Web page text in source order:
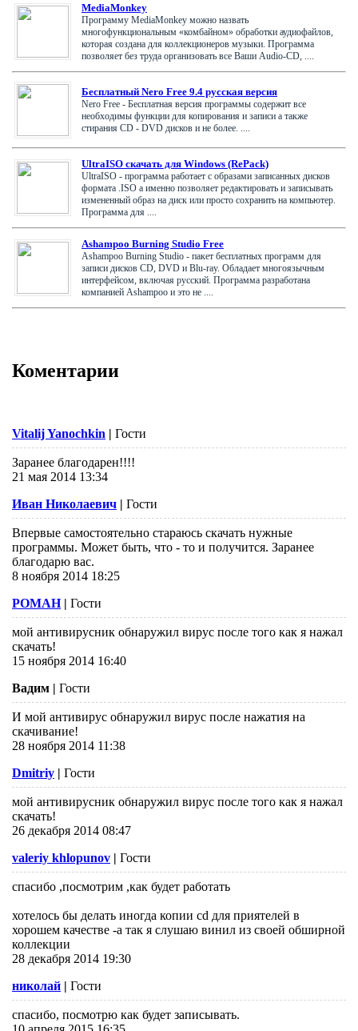
MediaMonkey
Программу MediaMonkey можно назвать
многофункциональным «комбайном» обработки аудиофайлов,
которая создана для коллекционеров музыки. Программа
позволяет без труда организовать все Ваши Audio-CD, ....
Бесплатный Nero Free 9.4 русская версия
Nero Free - Бесплатная версия программы содержит все
необходимы функции для копирования и записи а также
стирания CD - DVD дисков и не более. ....
UltraISO скачать для Windows (RePack)
UltraISO - программа работает с образами записанных дисков
формата .ISO а именно позволяет редактировать и записывать
измененный образ на диск или просто сохранить на компьютер.
Программа для ....
Ashampoo Burning Studio Free
Ashampoo Burning Studio - пакет бесплатных программ для
записи дисков CD, DVD и Blu-ray. Обладает многоязычным
интерфейсом, включая русский. Программа разработана
компанией Ashampoo и это не ....
Коментарии
Vitalij Yanochkin | Гости
Заранее благодарен!!!!
21 мая 2014 13:34
Иван Николаевич | Гости
Впервые самостоятельно стараюсь скачать нужные
программы. Может быть, что - то и получится. Заранее
благодарю вас.
8 ноября 2014 18:25
РОМАН | Гости
мой антивирусник обнаружил вирус после того как я нажал
скачать!
15 ноября 2014 16:40
Вадим | Гости
И мой антивирус обнаружил вирус после нажатия на
скачивание!
28 ноября 2014 11:38
Dmitriy | Гости
мой антивирусник обнаружил вирус после того как я нажал
скачать!
26 декабря 2014 08:47
valeriy khlopunov | Гости
спасибо ,посмотрим ,как будет работать
хотелось бы делать иногда копии cd для приятелей в
хорошем качестве -а так я слушаю винил из своей обширной
коллекции
28 декабря 2014 19:30
николай | Гости
спасибо, посмотрю как будет записывать.